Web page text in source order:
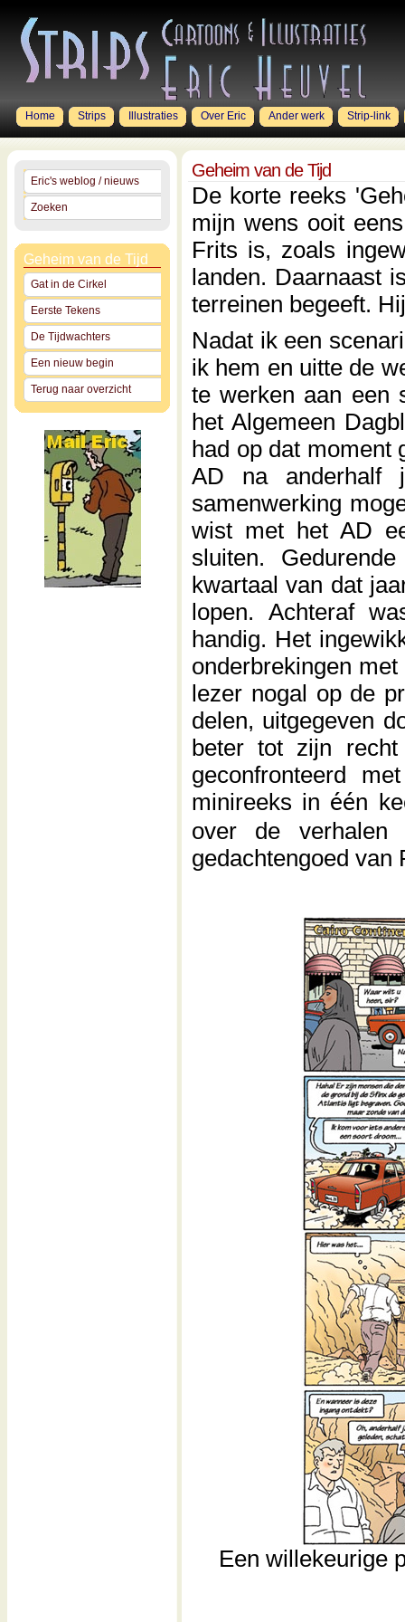
Home Strips Illustraties Over Eric Ander werk Strip-link
Eric's weblog / nieuws
Zoeken
Geheim van de Tijd
Gat in de Cirkel
Eerste Tekens
De Tijdwachters
Een nieuw begin
Terug naar overzicht
Geheim van de Tijd
De korte reeks
mijn wens ooit
Frits is, zoals
landen. Daarnaast
terreinen begeeft.
Nadat ik een
ik hem en uitte de
te werken aan een
het Algemeen
had op dat moment
AD na anderhalf
samenwerking
wist met het AD
sluiten.
kwartaal van dat
lopen. Achteraf
handig. Het
onderbrekingen
lezer nogal op de
delen, uitgegeven
beter tot zijn
geconfronteerd
minireeks in één
over de verhalen
gedachtengoed van
Een willekeurige